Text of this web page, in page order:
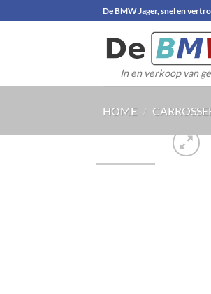
naar
De BMW Jager, snel en
In en verkoop van
HOME /